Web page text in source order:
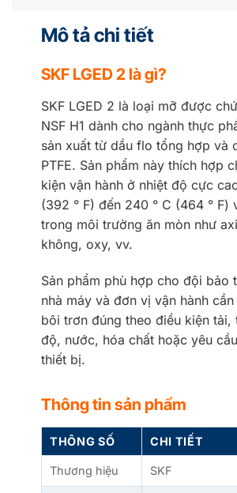
Mô tả chi tiết
SKF LGED 2 là gì?
SKF LGED 2 là loại mỡ được
NSF H1 dành cho ngành thực
sản xuất từ dầu flo tổng hợp và
PTFE. Sản phẩm này thích hợp
kiện vận hành ở nhiệt độ cực
(392 ° F) đến 240 ° C (464 ° F)
trong môi trường ăn mòn như
không, oxy, vv.
Sản phẩm phù hợp cho đội bảo
nhà máy và đơn vị vận hành
bôi trơn đúng theo điều kiện tải,
độ, nước, hóa chất hoặc yêu
thiết bị.
Thông tin sản phẩm
THÔNG SỐ CHI TIẾT
Thương hiệu SKF